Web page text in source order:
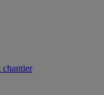
chantier